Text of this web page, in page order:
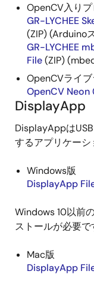
OpenCV入り
GR-LYCHEE
(ZIP) (Arduino
GR-LYCHEE
File(ZIP)
OpenCVライ
OpenCV
DisplayApp
DisplayAppは
するアプリケーシ
Windows版
DisplayApp
Windows 10以前
ストールが必要で
Mac版
DisplayApp